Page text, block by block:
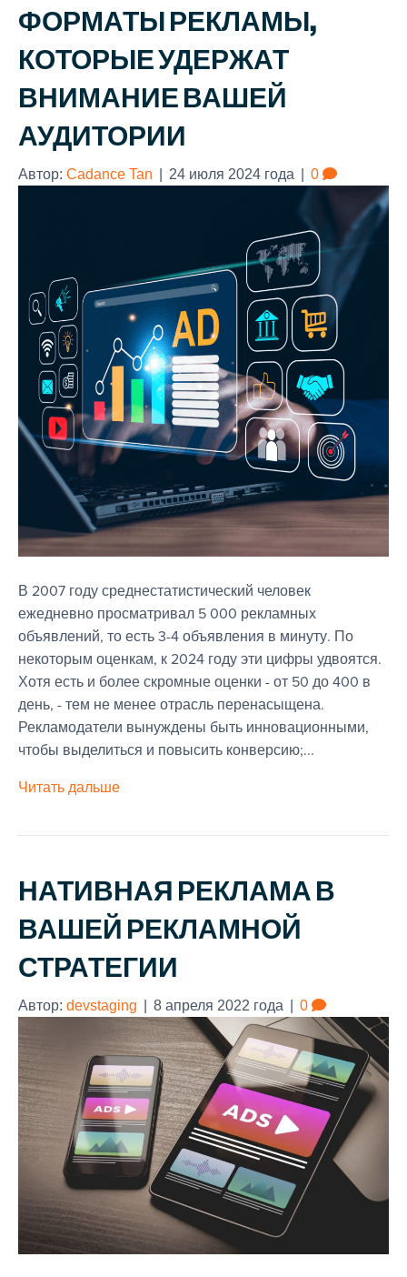
ФОРМАТЫ РЕКЛАМЫ,
КОТОРЫЕ УДЕРЖАТ
ВНИМАНИЕ ВАШЕЙ
АУДИТОРИИ
Автор: Cadance Tan 24 июля 2024 года 0
В 2007 году среднестатистический человек
ежедневно просматривал 5 000 рекламных
объявлений, то есть 3-4 объявления в минуту. По
некоторым оценкам, к 2024 году эти цифры удвоятся.
Хотя есть и более скромные оценки - от 50 до 400 в
день, - тем не менее отрасль перенасыщена.
Рекламодатели вынуждены быть инновационными,
чтобы выделиться и повысить конверсию;...
Читать дальше
НАТИВНАЯ РЕКЛАМА В
ВАШЕЙ РЕКЛАМНОЙ
СТРАТЕГИИ
Автор: devstaging 8 апреля 2022 года 0